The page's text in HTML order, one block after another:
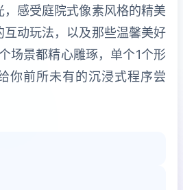
感受庭院式像素风格的精美
互动玩法，以及那些温馨美好
场景都精心雕琢，单个1个形
你前所未有的沉浸式程序尝